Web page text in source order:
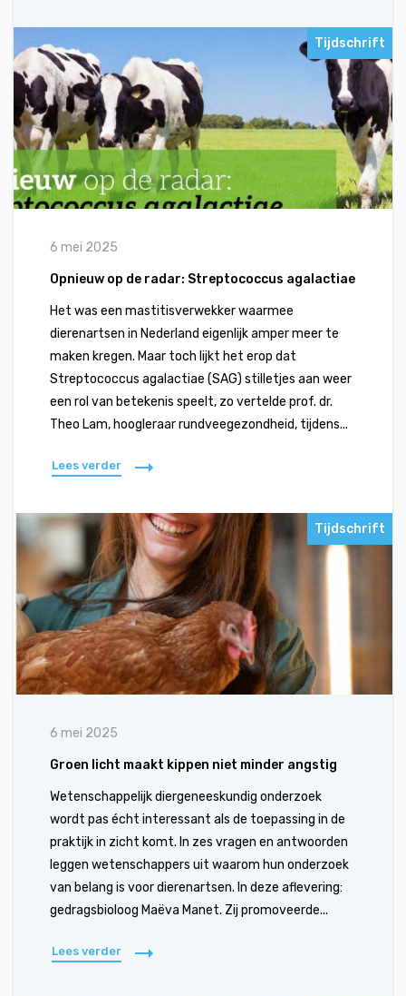
Tijdschrift
6 mei 2025
Opnieuw op de radar: Streptococcus agalactiae
Het was een mastitisverwekker waarmee
dierenartsen in Nederland eigenlijk amper meer te
maken kregen. Maar toch lijkt het erop dat
Streptococcus agalactiae (SAG) stilletjes aan weer
een rol van betekenis speelt, zo vertelde prof. dr.
Theo Lam, hoogleraar rundveegezondheid, tijdens...
Lees verder
Tijdschrift
6 mei 2025
Groen licht maakt kippen niet minder angstig
Wetenschappelijk diergeneeskundig onderzoek
wordt pas écht interessant als de toepassing in de
praktijk in zicht komt. In zes vragen en antwoorden
leggen wetenschappers uit waarom hun onderzoek
van belang is voor dierenartsen. In deze aflevering:
gedragsbioloog Maëva Manet. Zij promoveerde...
Lees verder